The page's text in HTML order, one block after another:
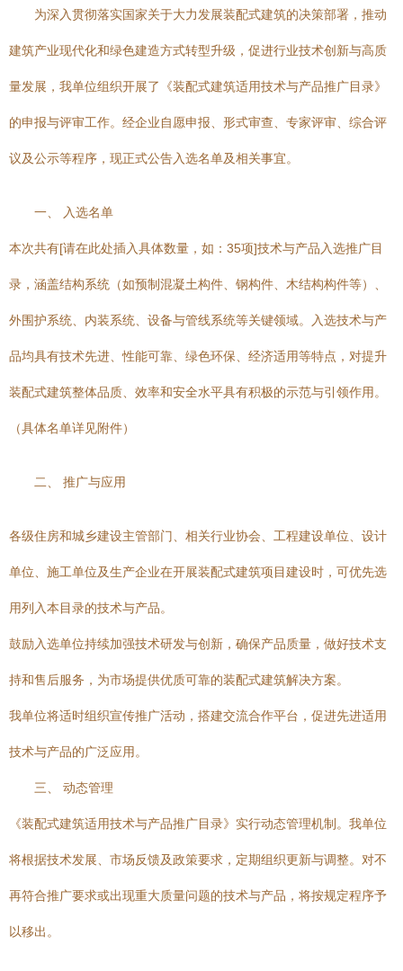
为深入贯彻落实国家关于大力发展装配式建筑的决策部署，推动
建筑产业现代化和绿色建造方式转型升级，促进行业技术创新与高质
量发展，我单位组织开展了《装配式建筑适用技术与产品推广目录》
的申报与评审工作。经企业自愿申报、形式审查、专家评审、综合评
议及公示等程序，现正式公告入选名单及相关事宜。
一、 入选名单
本次共有[请在此处插入具体数量，如：35项]技术与产品入选推广目
录，涵盖结构系统（如预制混凝土构件、钢构件、木结构构件等）、
外围护系统、内装系统、设备与管线系统等关键领域。入选技术与产
品均具有技术先进、性能可靠、绿色环保、经济适用等特点，对提升
装配式建筑整体品质、效率和安全水平具有积极的示范与引领作用。
（具体名单详见附件）
二、 推广与应用
各级住房和城乡建设主管部门、相关行业协会、工程建设单位、设计
单位、施工单位及生产企业在开展装配式建筑项目建设时，可优先选
用列入本目录的技术与产品。
鼓励入选单位持续加强技术研发与创新，确保产品质量，做好技术支
持和售后服务，为市场提供优质可靠的装配式建筑解决方案。
我单位将适时组织宣传推广活动，搭建交流合作平台，促进先进适用
技术与产品的广泛应用。
三、 动态管理
《装配式建筑适用技术与产品推广目录》实行动态管理机制。我单位
将根据技术发展、市场反馈及政策要求，定期组织更新与调整。对不
再符合推广要求或出现重大质量问题的技术与产品，将按规定程序予
以移出。